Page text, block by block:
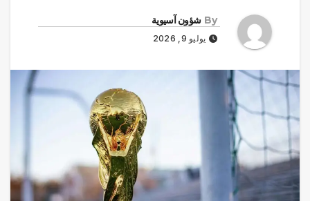
By شؤون آسيوية
يوليو 9, 2026